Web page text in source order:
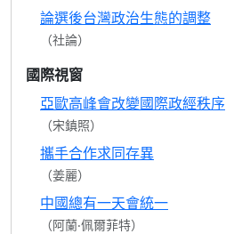
論選後台灣政治生態的調整
（社論）
國際視窗
亞歐高峰會改變國際政經秩序
（宋鎮照）
攜手合作求同存異
（姜麗）
中國總有一天會統一
（阿蘭‧佩爾菲特）